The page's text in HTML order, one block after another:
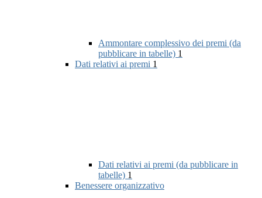
Ammontare complessivo dei premi (da
pubblicare in tabelle) 1
Dati relativi ai premi 1
Dati relativi ai premi (da pubblicare in
tabelle) 1
Benessere organizzativo